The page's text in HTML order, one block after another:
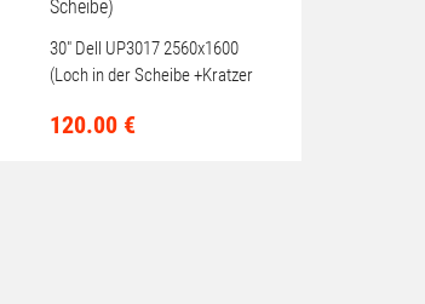
30" Dell UP3017 2560x1600
(Loch in der Scheibe +Kratzer
120.00 €